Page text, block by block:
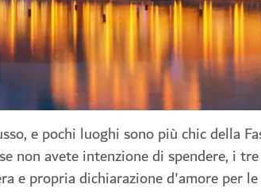
e pochi luoghi sono più chic della
non avete intenzione di spendere, i
e propria dichiarazione d'amore per